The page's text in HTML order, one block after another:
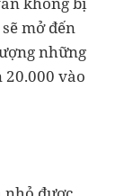
mở đến
những
vào